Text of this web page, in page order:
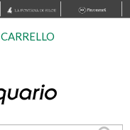
CARRELLO